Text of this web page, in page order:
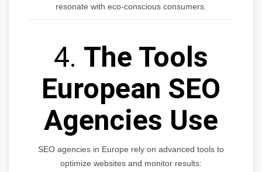
resonate with eco-conscious consumers.
4. The Tools
European SEO
Agencies Use
SEO agencies in Europe rely on advanced tools to
optimize websites and monitor results: